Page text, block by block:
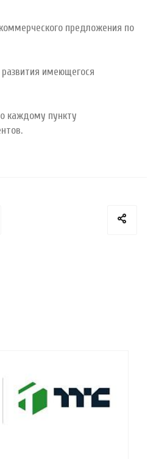
предложения по
имеющегося
каждому пункту